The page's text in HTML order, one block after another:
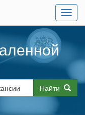
Меню
Найти